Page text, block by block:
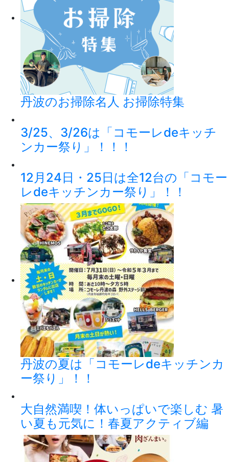
丹波のお掃除名人 お掃除特集
3/25、3/26は「コモーレdeキッチ
ンカー祭り」！！！
12月24日・25日は全12台の「コモー
レdeキッチンカー祭り」！！
丹波の夏は「コモーレdeキッチンカ
ー祭り」！！
大自然満喫！体いっぱいで楽しむ 暑
い夏も元気に！春夏アクティブ編